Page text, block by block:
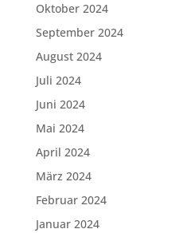
Oktober 2024
September 2024
August 2024
Juli 2024
Juni 2024
Mai 2024
April 2024
März 2024
Februar 2024
Januar 2024